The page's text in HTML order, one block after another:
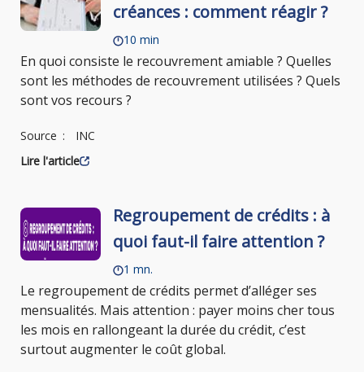
créances : comment réagir ?
10 min
En quoi consiste le recouvrement amiable ? Quelles
sont les méthodes de recouvrement utilisées ? Quels
sont vos recours ?
Source
INC
Lire l'article
Regroupement de crédits : à
quoi faut-il faire attention ?
1 mn.
Le regroupement de crédits permet d’alléger ses
mensualités. Mais attention : payer moins cher tous
les mois en rallongeant la durée du crédit, c’est
surtout augmenter le coût global.